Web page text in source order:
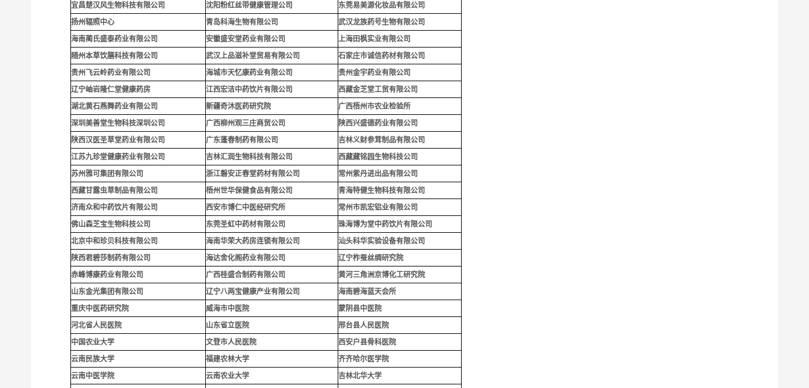
宜昌楚汉风生物科技有限公司
沈阳粉红丝带健康管理公司
东莞易美源化妆品有限公司
扬州辐照中心
青岛科海生物有限公司
武汉龙族药号生物有限公司
海南蔺氏盛泰药业有限公司
安徽盛安堂药业有限公司
上海田枫实业有限公司
随州本草饮膳科技有限公司
武汉上品滋补堂贸易有限公司
石家庄市诚信药材有限公司
贵州飞云岭药业有限公司 海城市天忆康药业有限公司
贵州金宇药业有限公司
辽宁岫岩隆仁堂健康药房
江西宏洁中药饮片有限公司
西藏金芝堂工贸有限公司
湖北黄石燕舞药业有限公司
新疆奇沐医药研究院
广西梧州市农业检验所
深圳 美善堂生物科技深圳公司 广西柳州观三庄商贸公司
陕西兴盛德药业有限公司
陕西汉医圣草堂药业有限公司
广东蓬春制药有限公司
吉林义财参茸制品有限公司
江苏九珍堂健康药业有限公司
吉林汇润生物科技有限公司
西藏藏铭园生物科技公司
苏州雅可集团有限公司
浙江磐安正春堂药材有限公司
常州紫丹进出品有限公司
西藏甘露虫草制品有限公司
梧州世华保健食品有限公司
青海特健生物科技有限公司
济南众和中药饮片有限公司
西安市博仁中医经研究所
常州市凯宏铝业有限公司
佛山森芝宝生物科技公司
东莞圣虹中药材有限公司
珠海博为堂中药饮片有限公司
北京中和珍贝科技有限公司
海南华荣大药房连锁有限公司
汕头科华实验设备有限公司
陕西君碧莎制药有限公司
海达舍化阁药业有限公司
辽宁柞蚕丝绸研究院
赤峰博康药业有限公司
广西桂盛合制药有限公司
黄河三角洲京博化工研究院
山东金光集团有限公司
辽宁八两宝健康产业有限公司
海南碧海蓝天会所
重庆中医药研究院
威海市中医院
蒙阴县中医院
河北省人民医院
山东省立医院
邢台县人民医院
中国农业大学
文登市人民医院
西安户县骨科医院
云南民族大学
福建农林大学
齐齐哈尔医学院
云南中医学院
云南农业大学
吉林北华大学